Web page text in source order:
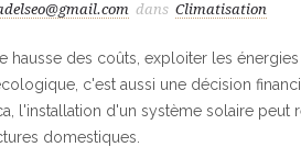
dans Climatisation
hausse des coûts, exploiter les
c'est aussi une décision
l'installation d'un système solaire peut
domestiques.